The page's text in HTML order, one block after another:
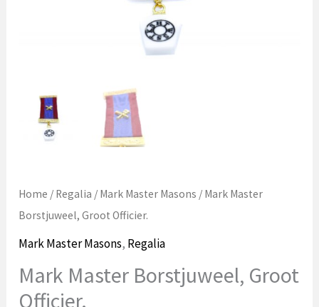
Home / Regalia / Mark Master Masons / Mark Master
Borstjuweel, Groot Officier.
Mark Master Masons, Regalia
Mark Master Borstjuweel, Groot
Officier.